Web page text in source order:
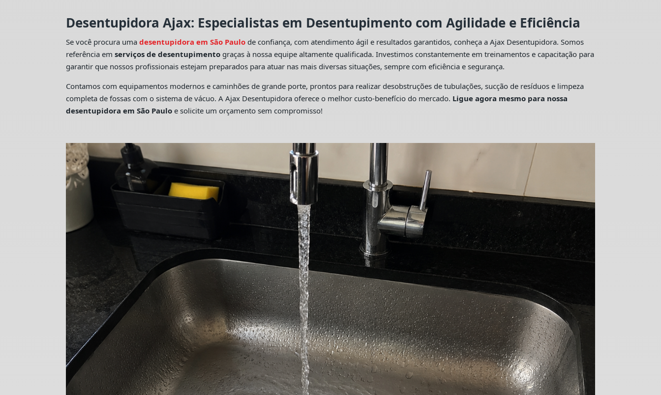
Desentupidora Ajax: Especialistas em Desentupimento com Agilidade e Eficiência
Se você procura umadesentupidora em São Paulo de confiança, com atendimento ágil e resultados garantidos, conheça a Ajax Desentupidora. Somos
referência emserviços de desentupimento graças à nossa equipe altamente qualificada. Investimos constantemente em treinamentos e capacitação para
garantir que nossos profissionais estejam preparados para atuar nas mais diversas situações, sempre com eficiência e segurança.
Contamos com equipamentos modernos e caminhões de grande porte, prontos para realizar desobstruções de tubulações, sucção de resíduos e limpeza
completa de fossas com o sistema de vácuo. A Ajax Desentupidora oferece o melhor custo-benefício do mercado. Ligue agora mesmo para nossa
desentupidora em São Paulo e solicite um orçamento sem compromisso!